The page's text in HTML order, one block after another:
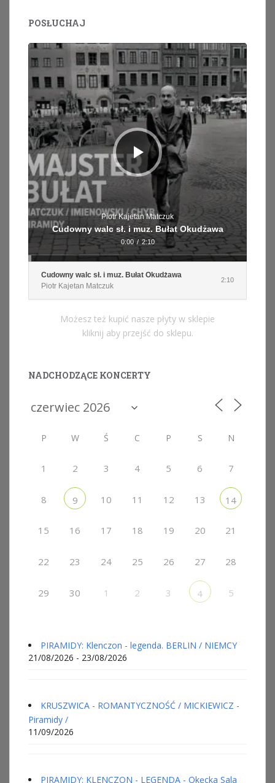
POSŁUCHAJ
Odtwarzacz
dźwiękowych
Piotr Kajetan Matczuk
Cudowny walc sł. i muz. Bułat Okudżawa
0:00 / 2:10
Cudowny walc sł. i muz. Bułat Okudżawa
Piotr Kajetan Matczuk
2:10
Możesz też kupić nasze płyty w sklepie
kliknij aby przejść do sklepu.
NADCHODZĄCE KONCERTY
P W Ś C P S N
1 2 3 4 5 6 7
8 9 10 11 12 13 14
15 16 17 18 19 20 21
22 23 24 25 26 27 28
29 30 1 2 3 4 5
PIRAMIDY: Klenczon - legenda. BERLIN / NIEMCY
21/08/2026 - 23/08/2026
KRUSZWICA - ROMANTYCZNOŚĆ / MICKIEWICZ -
Piramidy /
11/09/2026
PIRAMIDY: KLENCZON - LEGENDA - Okęcka Sala